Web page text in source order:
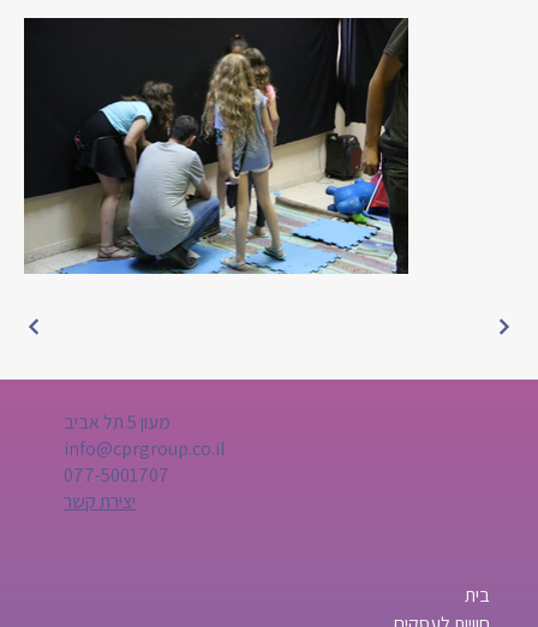
מעון 5 תל אביב
info@cprgroup.co.il
077-5001707
יצירת קשר
בית